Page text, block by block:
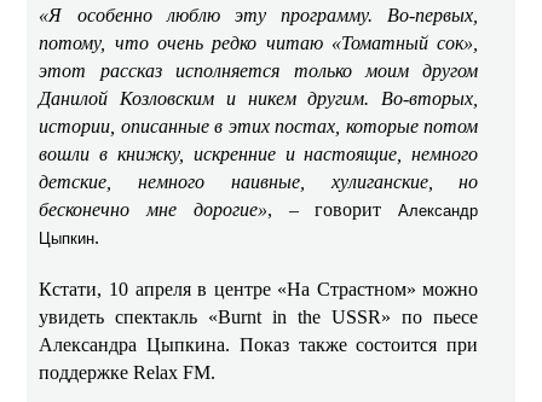
«Я особенно люблю эту программу. Во-первых,
потому, что очень редко читаю «Томатный сок»,
этот рассказ исполняется только моим другом
Данилой Козловским и никем другим. Во-вторых,
истории, описанные в этих постах, которые потом
вошли в книжку, искренние и настоящие, немного
детские, немного наивные, хулиганские, но
бесконечно мне дорогие», – говоритАлександр
Цыпкин.
Кстати, 10 апреля в центре «На Страстном» можно
увидеть спектакль «Burnt in the USSR» по пьесе
Александра Цыпкина. Показ также состоится при
поддержке Relax FM.